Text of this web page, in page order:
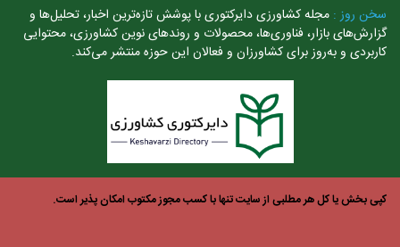
روز :مجله کشاورزی دایرکتوری با پوشش تازه‌ترین اخبار، تحلیل‌ها و
بازار، فناوری‌ها، محصولات و روندهای نوین کشاورزی، محتوایی
و به‌روز برای کشاورزان و فعالان این حوزه منتشر می‌کند.
بخش یا کل هر مطلبی از سایت تنها با کسب مجوز مکتوب امکان پذیر است.